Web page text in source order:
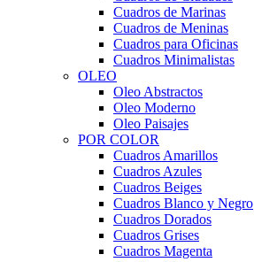
Cuadros de Marinas
Cuadros de Meninas
Cuadros para Oficinas
Cuadros Minimalistas
OLEO
Oleo Abstractos
Oleo Moderno
Oleo Paisajes
POR COLOR
Cuadros Amarillos
Cuadros Azules
Cuadros Beiges
Cuadros Blanco y Negro
Cuadros Dorados
Cuadros Grises
Cuadros Magenta